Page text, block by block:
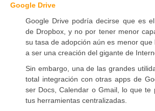
Google Drive
Google Drive podría decirse que es
de Dropbox, y no por tener menor
su tasa de adopción aún es menor que
a ser una creación del gigante de
Sin embargo, una de las grandes
total integración con otras apps de
ser Docs, Calendar o Gmail, lo que te
tus herramientas centralizadas.